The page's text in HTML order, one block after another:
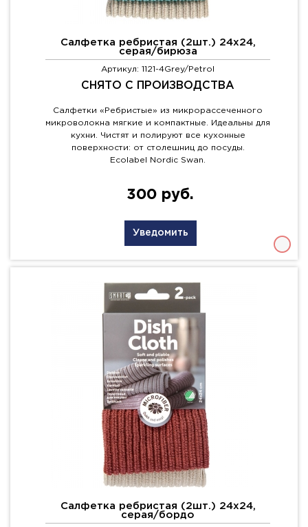
Салфетка ребристая (2шт.) 24х24,
серая/бирюза
Артикул: 1121-4Grey/Petrol
СНЯТО С ПРОИЗВОДСТВА
Салфетки «Ребристые» из микрорассеченного
микроволокна мягкие и компактные. Идеальны для
кухни. Чистят и полируют все кухонные
поверхности: от столешниц до посуды.
Ecolabel Nordic Swan.
300 руб.
Уведомить
Салфетка ребристая (2шт.) 24х24,
серая/бордо